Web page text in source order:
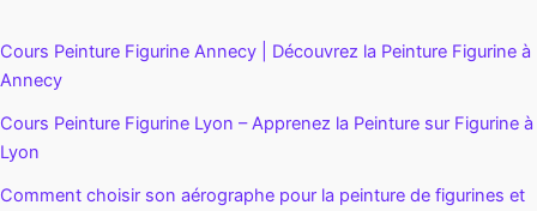
Cours Peinture Figurine Annecy | Découvrez la Peinture Figurine à
Annecy
Cours Peinture Figurine Lyon – Apprenez la Peinture sur Figurine à
Lyon
Comment choisir son aérographe pour la peinture de figurines et